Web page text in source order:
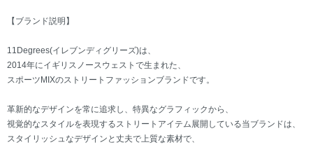
【ブランド説明】
11Degrees(イレブンディグリーズ)は、
2014年にイギリスノースウェストで生まれた、
スポーツMIXのストリートファッションブランドです。
革新的なデザインを常に追求し、特異なグラフィックから、
視覚的なスタイルを表現するストリートアイテム展開している当ブランドは、
スタイリッシュなデザインと丈夫で上質な素材で、